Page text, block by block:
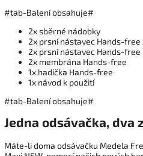
#tab-Balení obsahuje#
2x sběrné nádobky
2x prsní nástavec Hands-free
2x prsní nástavec Hands-free
2x membrána Hands-free
1x hadička Hands-free
1x návod k použití
#tab-Balení obsahuje#
Jedna odsávačka, dva
Máte-li doma odsávačku Medela